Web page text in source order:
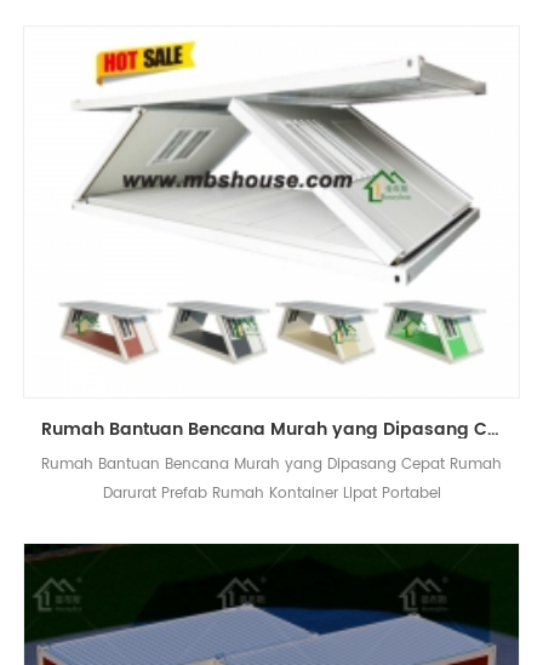
Rumah Bantuan Bencana Murah yang Dipasang Cepat Rumah Darurat Prefab Rumah Kontainer Lipat Portabel
Rumah Bantuan Bencana Murah yang Dipasang Cepat Rumah
Darurat Prefab Rumah Kontainer Lipat Portabel